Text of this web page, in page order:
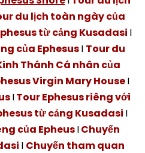
du lịch toàn ngày của
từ cảng Kusadasi I
của EphesusI Tour du
Thánh Cá nhân của
Virgin Mary HouseI
ITour Ephesus riêng với
từ cảng Kusadasi I
của EpheusIChuyến
I Chuyến tham quan